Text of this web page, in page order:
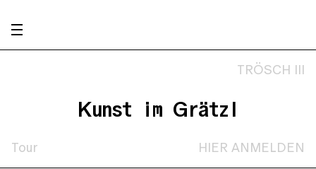
TRÖSCH III
Kunst im Grätzl
Tour HIER ANMELDEN